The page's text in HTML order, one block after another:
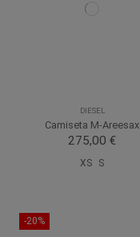
DIESEL
Camiseta M-Areesax
275,00 €
XS S
-20%